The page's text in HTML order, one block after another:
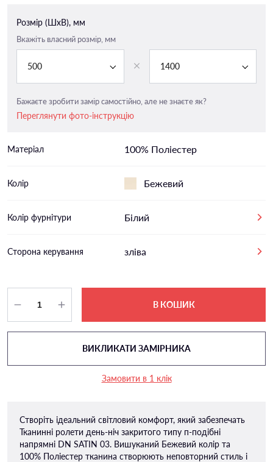
Розмір (ШxВ), мм
Вкажіть власний розмір, мм
500 1400
Бажаєте зробити замір самостійно, але не знаєте як?
Переглянути фото-інструкцію
Матеріал 100% Поліестер
Колір Бежевий
Колір фурнітури Білий
Сторона керування зліва
В КОШИК
ВИКЛИКАТИ ЗАМІРНИКА
Замовити в 1 клік
Створіть ідеальний світловий комфорт, який забезпечать
Тканинні ролети день-ніч закритого типу п-подiбні
напрямні DN SATIN 03. Вишуканий Бежевий колір та
100% Поліестер тканина створюють неповторний стиль і